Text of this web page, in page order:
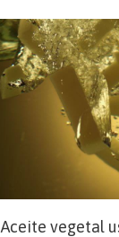
Aceite vegetal